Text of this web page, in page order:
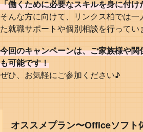
「働くために必要なスキルを身に付け
そんな方に向けて、リンクス柏では
た就職サポートや個別相談を行ってい
今回のキャンペーンは、ご家族様や
も可能です！
ぜひ、お気軽にご参加ください♪
オススメプラン〜Officeソフト